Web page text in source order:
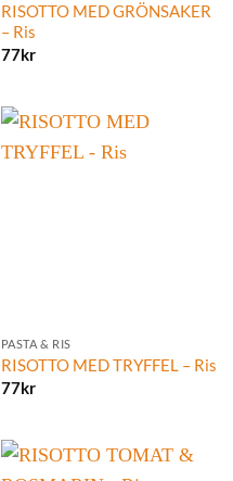
RISOTTO MED GRÖNSAKER
– Ris
77kr
PASTA & RIS
RISOTTO MED TRYFFEL – Ris
77kr